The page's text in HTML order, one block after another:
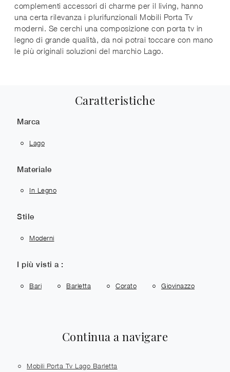
complementi accessori di charme per il living, hanno
una certa rilevanza i plurifunzionali Mobili Porta Tv
moderni. Se cerchi una composizione con porta tv in
legno di grande qualità, da noi potrai toccare con mano
le più originali soluzioni del marchio Lago.
Caratteristiche
Marca
Lago
Materiale
In Legno
Stile
Moderni
I più visti a :
Bari Barletta Corato Giovinazzo
Continua a navigare
Mobili Porta Tv Lago Barletta